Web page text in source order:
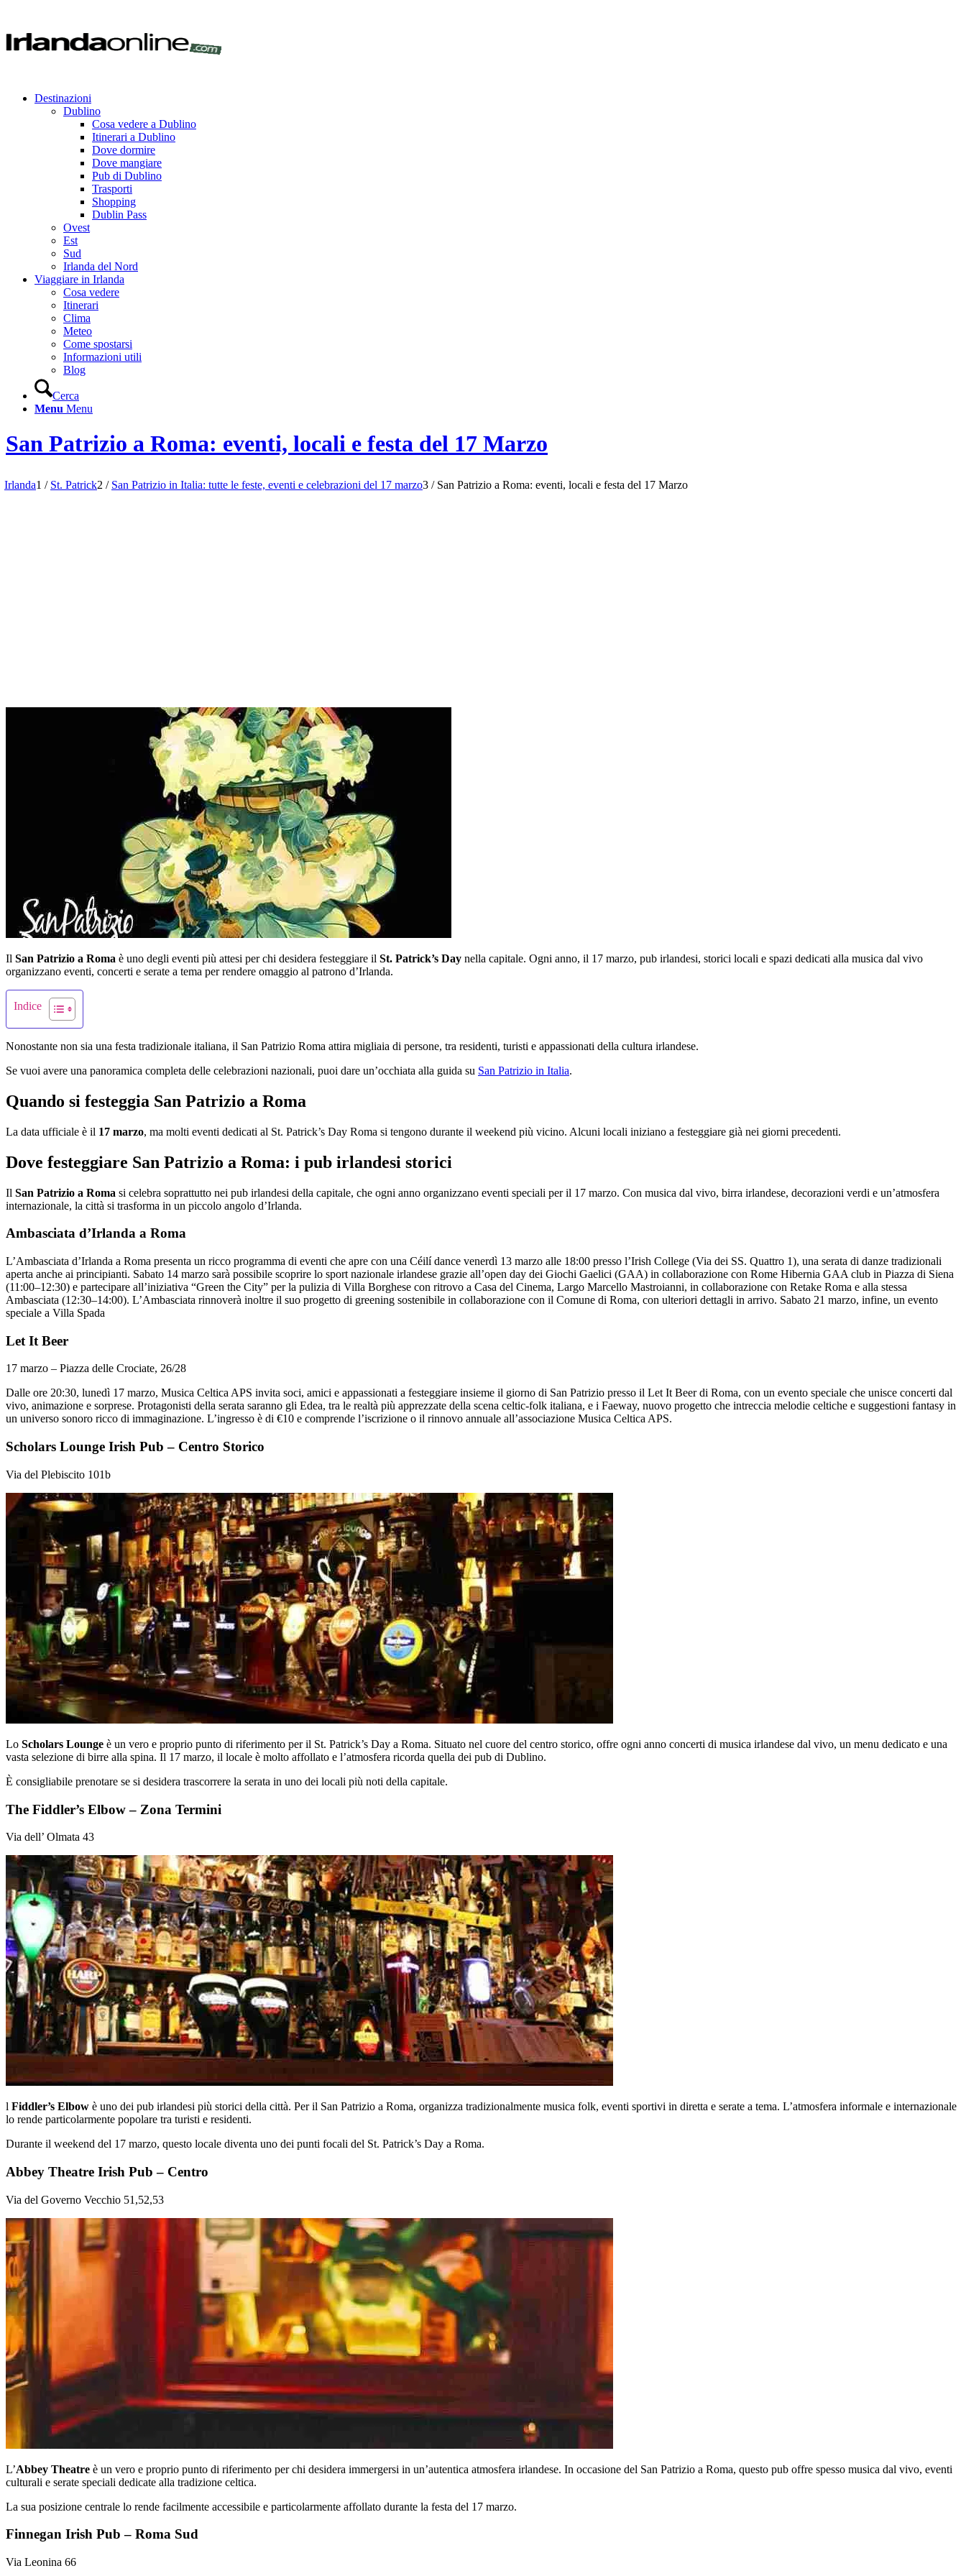
Destinazioni
Dublino
Cosa vedere a Dublino
Itinerari a Dublino
Dove dormire
Dove mangiare
Pub di Dublino
Trasporti
Shopping
Dublin Pass
Ovest
Est
Sud
Irlanda del Nord
Viaggiare in Irlanda
Cosa vedere
Itinerari
Clima
Meteo
Come spostarsi
Informazioni utili
Blog
Cerca
Menu Menu
San Patrizio a Roma: eventi, locali e festa del 17 Marzo
Irlanda1 / St. Patrick2 / San Patrizio in Italia: tutte le feste, eventi e celebrazioni del 17 marzo3 / San Patrizio a Roma: eventi, locali e festa del 17 Marzo
Il San Patrizio a Roma è uno degli eventi più attesi per chi desidera festeggiare il St. Patrick’s Day nella capitale. Ogni anno, il 17 marzo, pub irlandesi, storici locali e spazi dedicati alla musica dal vivo
organizzano eventi, concerti e serate a tema per rendere omaggio al patrono d’Irlanda.
Indice
Nonostante non sia una festa tradizionale italiana, il San Patrizio Roma attira migliaia di persone, tra residenti, turisti e appassionati della cultura irlandese.
Se vuoi avere una panoramica completa delle celebrazioni nazionali, puoi dare un’occhiata alla guida su San Patrizio in Italia.
Quando si festeggia San Patrizio a Roma
La data ufficiale è il 17 marzo, ma molti eventi dedicati al St. Patrick’s Day Roma si tengono durante il weekend più vicino. Alcuni locali iniziano a festeggiare già nei giorni precedenti.
Dove festeggiare San Patrizio a Roma: i pub irlandesi storici
Il San Patrizio a Roma si celebra soprattutto nei pub irlandesi della capitale, che ogni anno organizzano eventi speciali per il 17 marzo. Con musica dal vivo, birra irlandese, decorazioni verdi e un’atmosfera
internazionale, la città si trasforma in un piccolo angolo d’Irlanda.
Ambasciata d’Irlanda a Roma
L’Ambasciata d’Irlanda a Roma presenta un ricco programma di eventi che apre con una Céilí dance venerdì 13 marzo alle 18:00 presso l’Irish College (Via dei SS. Quattro 1), una serata di danze tradizionali
aperta anche ai principianti. Sabato 14 marzo sarà possibile scoprire lo sport nazionale irlandese grazie all’open day dei Giochi Gaelici (GAA) in collaborazione con Rome Hibernia GAA club in Piazza di Siena
(11:00–12:30) e partecipare all’iniziativa “Green the City” per la pulizia di Villa Borghese con ritrovo a Casa del Cinema, Largo Marcello Mastroianni, in collaborazione con Retake Roma e alla stessa
Ambasciata (12:30–14:00). L’Ambasciata rinnoverà inoltre il suo progetto di greening sostenibile in collaborazione con il Comune di Roma, con ulteriori dettagli in arrivo. Sabato 21 marzo, infine, un evento
speciale a Villa Spada
Let It Beer
17 marzo – Piazza delle Crociate, 26/28
Dalle ore 20:30, lunedì 17 marzo, Musica Celtica APS invita soci, amici e appassionati a festeggiare insieme il giorno di San Patrizio presso il Let It Beer di Roma, con un evento speciale che unisce concerti dal
vivo, animazione e sorprese. Protagonisti della serata saranno gli Edea, tra le realtà più apprezzate della scena celtic-folk italiana, e i Faeway, nuovo progetto che intreccia melodie celtiche e suggestioni fantasy in
un universo sonoro ricco di immaginazione. L’ingresso è di €10 e comprende l’iscrizione o il rinnovo annuale all’associazione Musica Celtica APS.
Scholars Lounge Irish Pub – Centro Storico
Via del Plebiscito 101b
Lo Scholars Lounge è un vero e proprio punto di riferimento per il St. Patrick’s Day a Roma. Situato nel cuore del centro storico, offre ogni anno concerti di musica irlandese dal vivo, un menu dedicato e una
vasta selezione di birre alla spina. Il 17 marzo, il locale è molto affollato e l’atmosfera ricorda quella dei pub di Dublino.
È consigliabile prenotare se si desidera trascorrere la serata in uno dei locali più noti della capitale.
The Fiddler’s Elbow – Zona Termini
Via dell’ Olmata 43
l Fiddler’s Elbow è uno dei pub irlandesi più storici della città. Per il San Patrizio a Roma, organizza tradizionalmente musica folk, eventi sportivi in diretta e serate a tema. L’atmosfera informale e internazionale
lo rende particolarmente popolare tra turisti e residenti.
Durante il weekend del 17 marzo, questo locale diventa uno dei punti focali del St. Patrick’s Day a Roma.
Abbey Theatre Irish Pub – Centro
Via del Governo Vecchio 51,52,53
L’Abbey Theatre è un vero e proprio punto di riferimento per chi desidera immergersi in un’autentica atmosfera irlandese. In occasione del San Patrizio a Roma, questo pub offre spesso musica dal vivo, eventi
culturali e serate speciali dedicate alla tradizione celtica.
La sua posizione centrale lo rende facilmente accessibile e particolarmente affollato durante la festa del 17 marzo.
Finnegan Irish Pub – Roma Sud
Via Leonina 66